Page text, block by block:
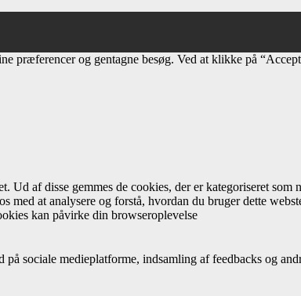
præferencer og gentagne besøg. Ved at klikke på
af disse gemmes de cookies, der er kategoriseret
at analysere og forstå, hvordan du bruger dette
kan påvirke din browseroplevelse
sociale medieplatforme, indsamling af feedbacks og